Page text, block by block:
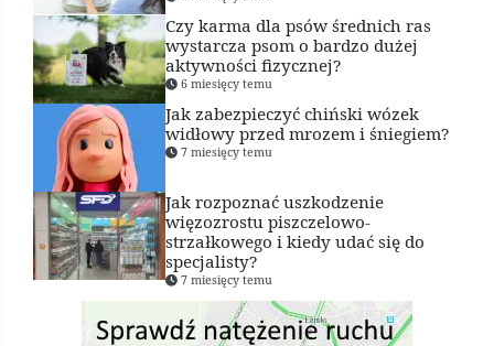
Czy karma dla psów średnich ras
wystarcza psom o bardzo dużej
aktywności fizycznej?
6 miesięcy temu
Jak zabezpieczyć chiński wózek
widłowy przed mrozem i śniegiem?
7 miesięcy temu
Jak rozpoznać uszkodzenie
więzozrostu piszczelowo-
strzałkowego i kiedy udać się do
specjalisty?
7 miesięcy temu